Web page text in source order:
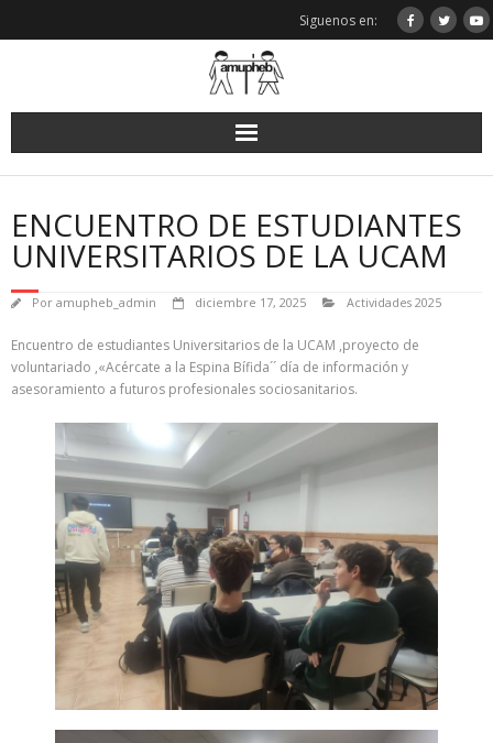
Siguenos en:
ENCUENTRO DE ESTUDIANTES
UNIVERSITARIOS DE LA UCAM
Por amupheb_admin diciembre 17, 2025 Actividades 2025
Encuentro de estudiantes Universitarios de la UCAM ,proyecto de
voluntariado ,«Acércate a la Espina Bífida´´ día de información y
asesoramiento a futuros profesionales sociosanitarios.